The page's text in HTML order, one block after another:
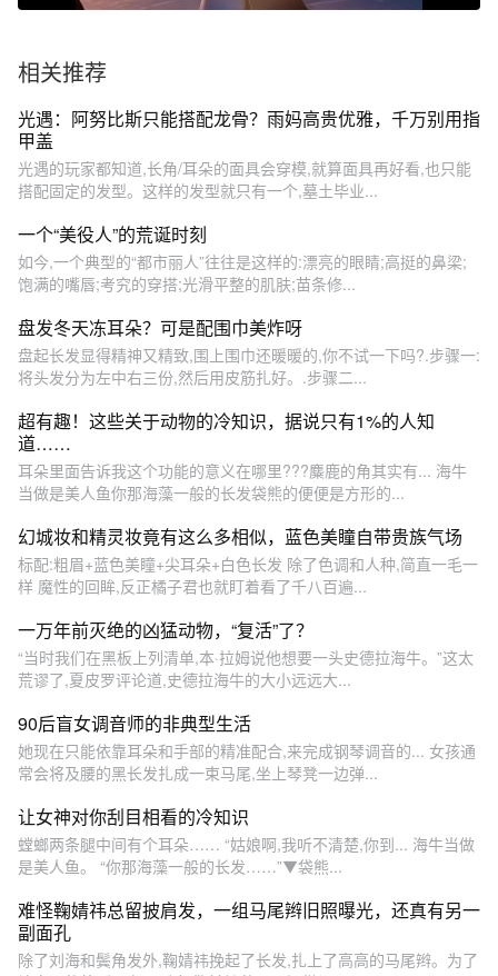
相关推荐
光遇：阿努比斯只能搭配龙骨？雨妈高贵优雅，千万别用指
甲盖
光遇的玩家都知道,长角/耳朵的面具会穿模,就算面具再好看,也只能
搭配固定的发型。这样的发型就只有一个,墓土毕业...
一个“美役人”的荒诞时刻
如今,一个典型的“都市丽人”往往是这样的:漂亮的眼睛;高挺的鼻梁;
饱满的嘴唇;考究的穿搭;光滑平整的肌肤;苗条修...
盘发冬天冻耳朵？可是配围巾美炸呀
盘起长发显得精神又精致,围上围巾还暖暖的,你不试一下吗?.步骤一:
将头发分为左中右三份,然后用皮筋扎好。.步骤二...
超有趣！这些关于动物的冷知识，据说只有1%的人知
道……
耳朵里面告诉我这个功能的意义在哪里???麋鹿的角其实有... 海牛
当做是美人鱼你那海藻一般的长发袋熊的便便是方形的...
幻城妆和精灵妆竟有这么多相似，蓝色美瞳自带贵族气场
标配:粗眉+蓝色美瞳+尖耳朵+白色长发 除了色调和人种,简直一毛一
样 魔性的回眸,反正橘子君也就盯着看了千八百遍...
一万年前灭绝的凶猛动物，“复活”了？
“当时我们在黑板上列清单,本·拉姆说他想要一头史德拉海牛。”这太
荒谬了,夏皮罗评论道,史德拉海牛的大小远远大...
90后盲女调音师的非典型生活
她现在只能依靠耳朵和手部的精准配合,来完成钢琴调音的... 女孩通
常会将及腰的黑长发扎成一束马尾,坐上琴凳一边弹...
让女神对你刮目相看的冷知识
螳螂两条腿中间有个耳朵…… “姑娘啊,我听不清楚,你到... 海牛当做
是美人鱼。 “你那海藻一般的长发……”▼袋熊...
难怪鞠婧祎总留披肩发，一组马尾辫旧照曝光，还真有另一
副面孔
除了刘海和鬓角发外,鞠婧祎挽起了长发,扎上了高高的马尾辫。为了